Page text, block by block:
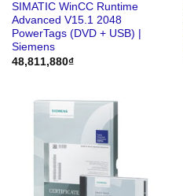
SIMATIC WinCC Runtime
Advanced V15.1 2048
PowerTags (DVD + USB) |
Siemens
48,811,880₫